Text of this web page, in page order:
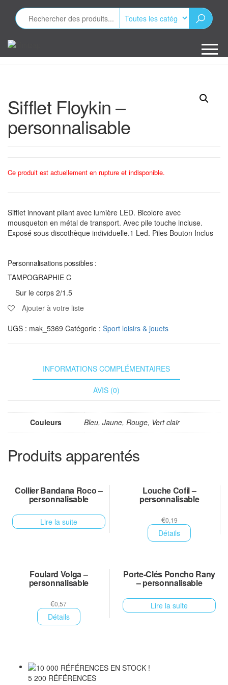
contenu
publicitaires
Sifflet Floykin –
personnalisable
Ce produit est actuellement en rupture et indisponible.
Sifflet innovant pliant avec lumière LED. Bicolore avec
mousqueton en métal de transport. Avec pile touche incluse.
Exposé sous discothèque individuelle.1 Led. Piles Bouton Inclus
Personnalisations possibles :
TAMPOGRAPHIE C
Sur le corps 2/1.5
Ajouter à votre liste
UGS : mak_5369 Catégorie : Sport loisirs & jouets
INFORMATIONS COMPLÉMENTAIRES
AVIS (0)
Couleurs Bleu, Jaune, Rouge, Vert clair
Produits apparentés
Collier Bandana Roco –
personnalisable
Lire la suite
Louche Cofil –
personnalisable
€0,19
Détails
Foulard Volga –
personnalisable
€0,57
Détails
Porte-Clés Poncho Rany
– personnalisable
Lire la suite
5 200 RÉFÉRENCES